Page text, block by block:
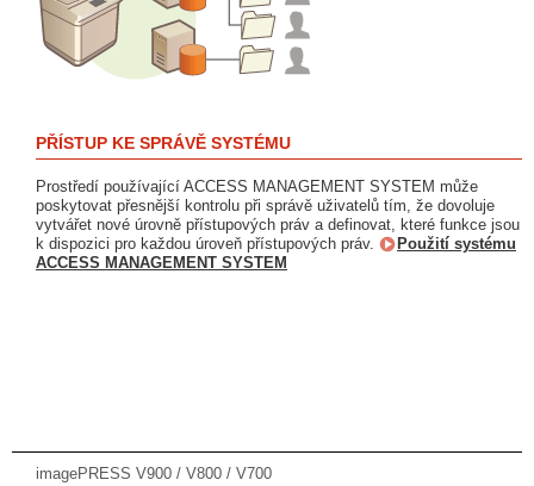
PŘÍSTUP KE SPRÁVĚ SYSTÉMU
Prostředí používající ACCESS MANAGEMENT SYSTEM může
poskytovat přesnější kontrolu při správě uživatelů tím, že dovoluje
vytvářet nové úrovně přístupových práv a definovat, které funkce jsou
k dispozici pro každou úroveň přístupových práv.
Použití systému
ACCESS MANAGEMENT SYSTEM
imagePRESS V900 / V800 / V700